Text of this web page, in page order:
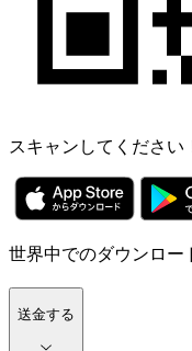
スキャンしてください
世界中でのダウンロ
送金する